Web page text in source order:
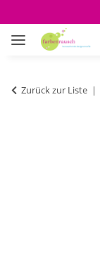
Zurück zur Liste